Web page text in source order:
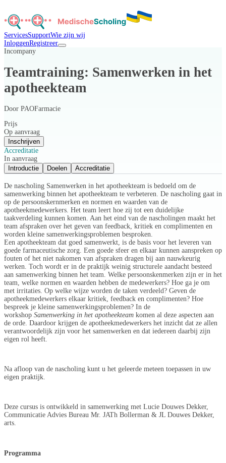
ServicesSupportWie zijn wij
InloggenRegistreer
Incompany
Teamtraining: Samenwerken in het
apotheekteam
Door PAOFarmacie
Prijs
Op aanvraag
Inschrijven
Accreditatie
In aanvraag
Introductie
Doelen Accreditatie
De nascholing Samenwerken in het apotheekteam is bedoeld om de
samenwerking binnen het apotheekteam te verbeteren. De nascholing gaat in
op de persoonskernmerken en normen en waarden van de
apotheekmedewerkers. Het team leert hoe zij tot een duidelijke
taakverdeling kunnen komen. Aan het eind van de nascholingen maakt het
team afspraken over het geven van feedback, kritiek en complimenten en
worden kleine samenwerkingsproblemen besproken.
Een apotheekteam dat goed samenwerkt, is de basis voor het leveren van
goede farmaceutische zorg. Een goede sfeer en elkaar kunnen aanspreken op
fouten of het niet nakomen van afspraken dragen bij aan nauwkeurig
werken. Toch wordt er in de praktijk weinig structurele aandacht besteed
aan samenwerking binnen het team. Welke persoonskenmerken zijn er in het
team, welke normen en waarden hebben de medewerkers? Hoe ga je om
met irritaties. Op welke wijze worden de taken verdeeld? Geven de
apotheekmedewerkers elkaar kritiek, feedback en complimenten? Hoe
bespreek je kleine samenwerkingsproblemen? In de
workshop Samenwerking in het apotheekteam komen al deze aspecten aan
de orde. Daardoor krijgen de apotheekmedewerkers het inzicht dat ze allen
verantwoordelijk zijn voor het samenwerken en dat iedereen daarbij zijn
eigen rol heeft.
Na afloop van de nascholing kunt u het geleerde meteen toepassen in uw
eigen praktijk.
Deze cursus is ontwikkeld in samenwerking met Lucie Douwes Dekker,
Communicatie Advies Bureau Mr. JATh Bollerman & JL Douwes Dekker,
arts.
Programma